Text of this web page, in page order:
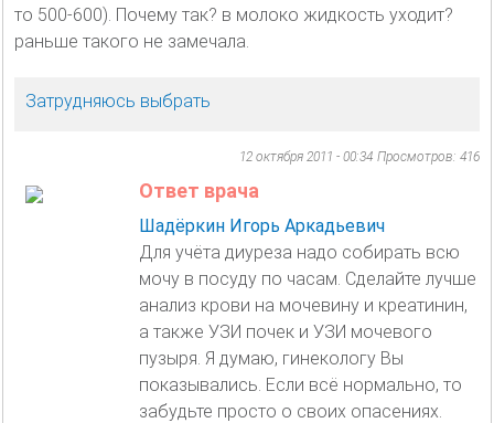
то 500-600). Почему так? в молоко жидкость уходит?
раньше такого не замечала.
Затрудняюсь выбрать
12 октября 2011 - 00:34 Просмотров: 416
Ответ врача
Шадёркин Игорь Аркадьевич
Для учёта диуреза надо собирать всю
мочу в посуду по часам. Сделайте лучше
анализ крови на мочевину и креатинин,
а также УЗИ почек и УЗИ мочевого
пузыря. Я думаю, гинекологу Вы
показывались. Если всё нормально, то
забудьте просто о своих опасениях.